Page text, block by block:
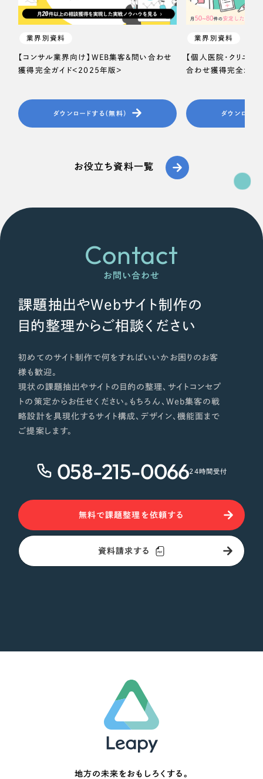
業界別資料
【コンサル業界向け】WEB集客＆問い合わせ
獲得完全ガイド＜2025年版＞
ダウンロードする（無料）
業界別資料
【個人医院・クリニッ
合わせ獲得完全ガイ
ダウンロード
お役立ち資料一覧
Contact
お問い合わせ
課題抽出やWebサイト制作の
目的整理からご相談ください
初めてのサイト制作で何をすればいいかお困りのお客
様も歓迎。
現状の課題抽出やサイトの目的の整理、サイトコンセプ
トの策定からお任せください。もちろん、Web集客の戦
略設計を具現化するサイト構成、デザイン、機能面まで
ご提案します。
058-215-006624時間受付
無料で課題整理を依頼する
資料請求する
地方の未来をおもしろくする。